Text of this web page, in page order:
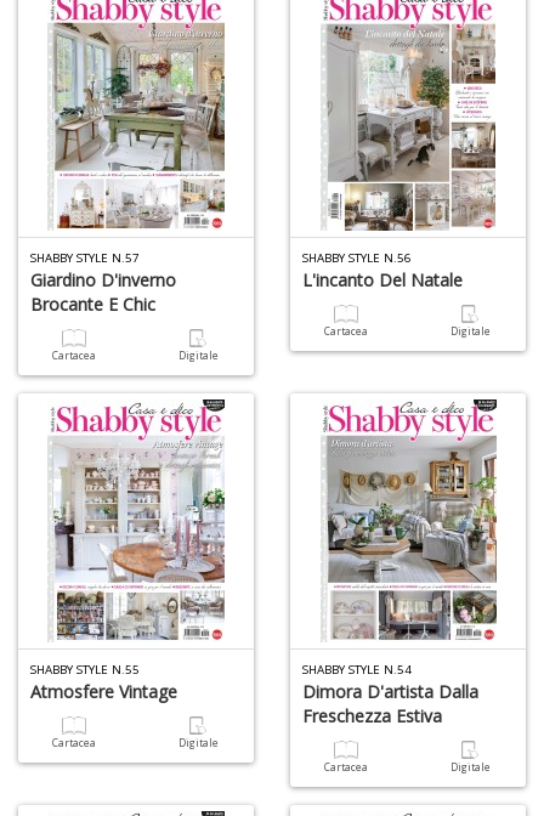
SHABBY STYLE N.57
Giardino D'inverno
Brocante E Chic
Cartacea Digitale
SHABBY STYLE N.56
L'incanto Del Natale
Cartacea Digitale
SHABBY STYLE N.55
Atmosfere Vintage
Cartacea Digitale
SHABBY STYLE N.54
Dimora D'artista Dalla
Freschezza Estiva
Cartacea Digitale